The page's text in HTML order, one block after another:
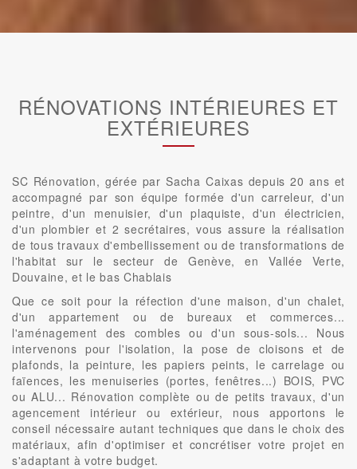
RÉNOVATIONS INTÉRIEURES ET
EXTÉRIEURES
SC Rénovation, gérée par Sacha Caixas depuis 20 ans et
accompagné par son équipe formée d'un carreleur, d'un
peintre, d'un menuisier, d'un plaquiste, d'un électricien,
d'un plombier et 2 secrétaires, vous assure la réalisation
de tous travaux d'embellissement ou de transformations de
l'habitat sur le secteur de Genève, en Vallée Verte,
Douvaine, et le bas Chablais
Que ce soit pour la réfection d'une maison, d'un chalet,
d'un appartement ou de bureaux et commerces...
l'aménagement des combles ou d'un sous-sols... Nous
intervenons pour l'isolation, la pose de cloisons et de
plafonds, la peinture, les papiers peints, le carrelage ou
faïences, les menuiseries (portes, fenêtres...) BOIS, PVC
ou ALU... Rénovation complète ou de petits travaux, d'un
agencement intérieur ou extérieur, nous apportons le
conseil nécessaire autant techniques que dans le choix des
matériaux, afin d'optimiser et concrétiser votre projet en
s'adaptant à votre budget.